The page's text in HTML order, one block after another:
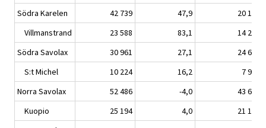
Södra Karelen
42 739 47,9
20 169
Villmanstrand
23 588 83,1
14 243
Södra Savolax
30 961 27,1
24 689
S:t Michel
10 224 16,2
7 930
Norra Savolax
52 486 -4,0
43 631
Kuopio
25 194 4,0
21 176